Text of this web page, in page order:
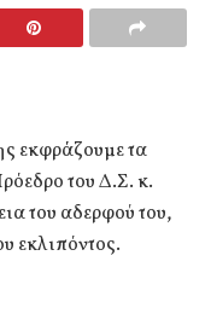
εκφράζουμε τα
του Δ.Σ. κ.
του αδερφού του,
εκλιπόντος.